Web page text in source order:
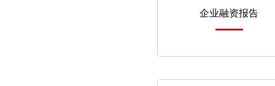
企业融资报告